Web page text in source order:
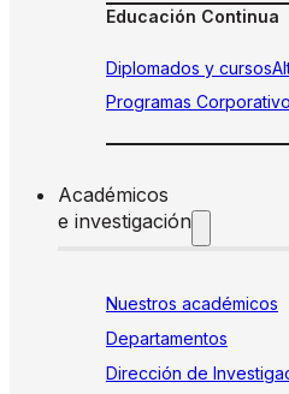
Educación Continua
Diplomados y cursos
Programas
Académicos
e investigación
Nuestros académicos
Departamentos
Dirección de